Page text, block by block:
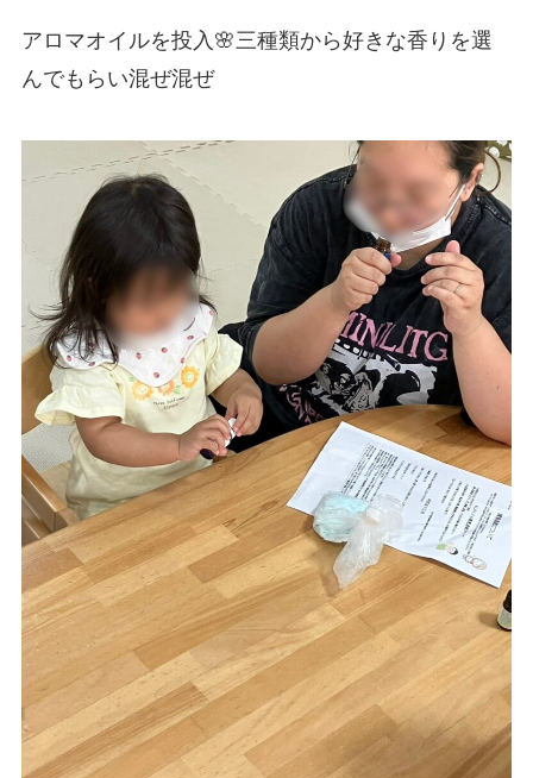
アロマオイルを投入🌸三種類から好きな香りを選
んでもらい混ぜ混ぜ